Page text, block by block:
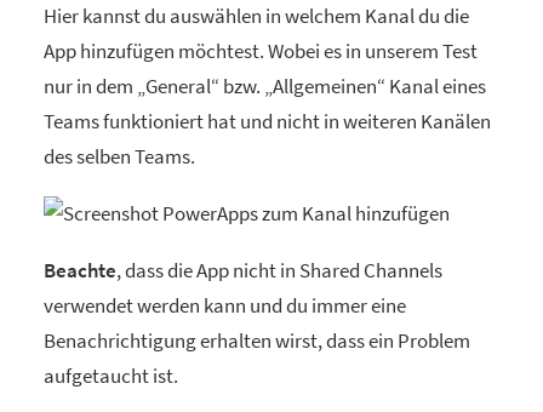
Hier kannst du auswählen in welchem Kanal du die
App hinzufügen möchtest. Wobei es in unserem Test
nur in dem „General“ bzw. „Allgemeinen“ Kanal eines
Teams funktioniert hat und nicht in weiteren Kanälen
des selben Teams.
Beachte, dass die App nicht in Shared Channels
verwendet werden kann und du immer eine
Benachrichtigung erhalten wirst, dass ein Problem
aufgetaucht ist.